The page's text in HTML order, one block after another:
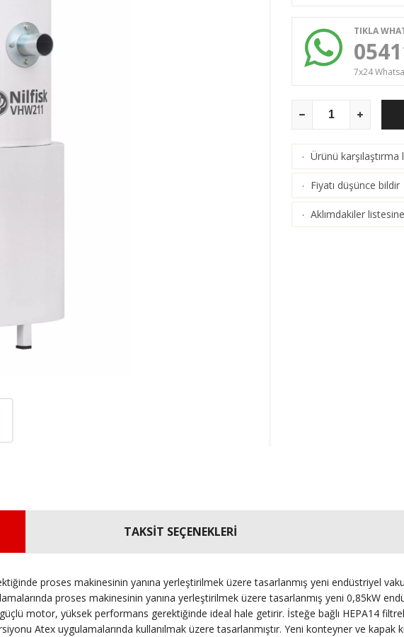
TIKLA
7x24
· Ürünü
· Fiyatı düşünce bildir
· Aklımdakiler
TAKSİT SEÇENEKLERİ
proses makinesinin yanına yerleştirilmek üzere tasarlanmış yeni endüstriyel
proses makinesinin yanına yerleştirilmek üzere tasarlanmış yeni 0,85kW
motor, yüksek performans gerektiğinde ideal hale getirir. İsteğe bağlı HEPA14
Atex uygulamalarında kullanılmak üzere tasarlanmıştır. Yeni konteyner ve kapak